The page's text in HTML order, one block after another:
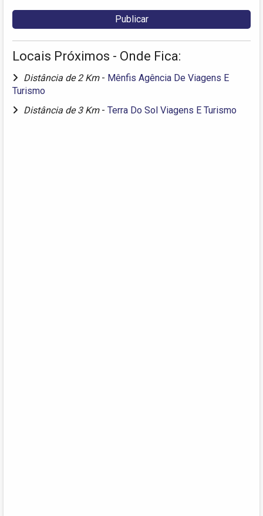
Locais Próximos - Onde Fica:
Distância de 2 Km - Mênfis Agência De Viagens E
Turismo
Distância de 3 Km - Terra Do Sol Viagens E Turismo